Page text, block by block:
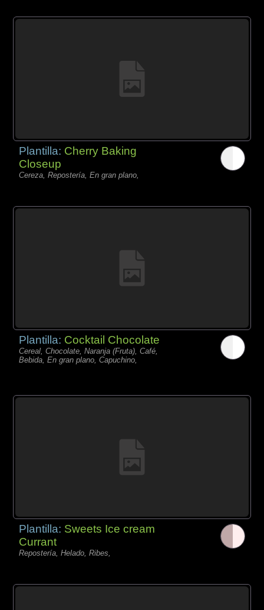
Plantilla: Cherry Baking
Closeup
Cereza, Repostería, En gran plano,
Plantilla: Cocktail Chocolate
Cereal, Chocolate, Naranja (Fruta), Café,
Bebida, En gran plano, Capuchino,
Plantilla: Sweets Ice cream
Currant
Repostería, Helado, Ribes,